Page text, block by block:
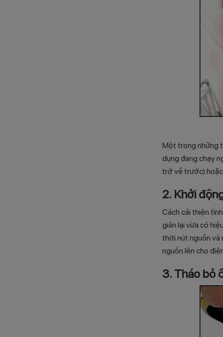
Một trong những
dụng đang chạy
trở về trước)
2. Khởi
Cách cải thiện
giản lại vừa có
thời nút nguồn và
nguồn lên cho
3. Tháo bỏ